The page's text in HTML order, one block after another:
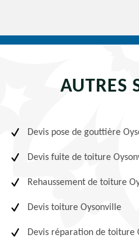
AUTRES
Devis pose de gouttière
Devis fuite de toiture
Rehaussement de toiture
Devis toiture Oysonville
Devis réparation de toiture